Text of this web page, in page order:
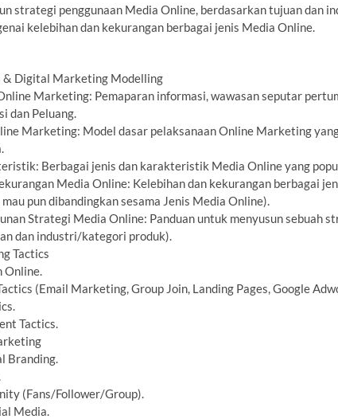
strategi penggunaan Media Online, berdasarkan tujuan dan
kelebihan dan kekurangan berbagai jenis Media Online.
& Digital Marketing Modelling
Marketing: Pemaparan informasi, wawasan seputar
dan Peluang.
Marketing: Model dasar pelaksanaan Online Marketing
Berbagai jenis dan karakteristik Media Online yang
Media Online: Kelebihan dan kekurangan berbagai
pun dibandingkan sesama Jenis Media Online).
Strategi Media Online: Panduan untuk menyusun sebuah
dan industri/kategori produk).
Tactics
Online.
(Email Marketing, Group Join, Landing Pages, Google
Tactics.
Branding.
(Fans/Follower/Group).
Media.